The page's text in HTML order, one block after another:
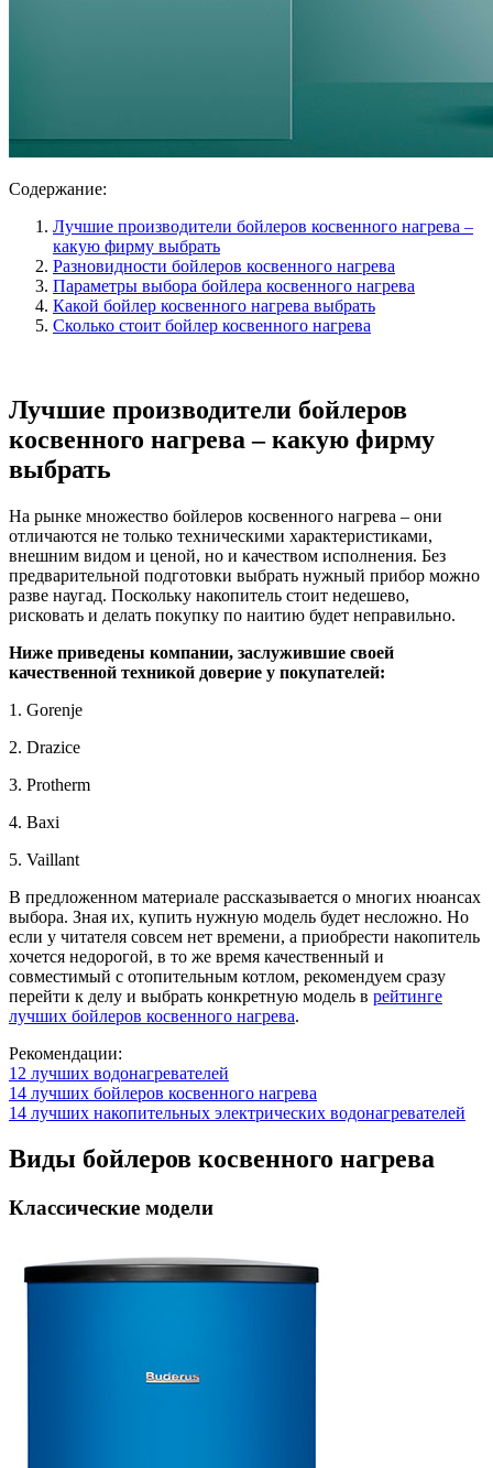
Содержание:
Лучшие производители бойлеров косвенного нагрева –
какую фирму выбрать
Разновидности бойлеров косвенного нагрева
Параметры выбора бойлера косвенного нагрева
Какой бойлер косвенного нагрева выбрать
Сколько стоит бойлер косвенного нагрева
Лучшие производители бойлеров
косвенного нагрева – какую фирму
выбрать
На рынке множество бойлеров косвенного нагрева – они
отличаются не только техническими характеристиками,
внешним видом и ценой, но и качеством исполнения. Без
предварительной подготовки выбрать нужный прибор можно
разве наугад. Поскольку накопитель стоит недешево,
рисковать и делать покупку по наитию будет неправильно.
Ниже приведены компании, заслужившие своей
качественной техникой доверие у покупателей:
1. Gorenje
2. Drazice
3. Protherm
4. Baxi
5. Vaillant
В предложенном материале рассказывается о многих нюансах
выбора. Зная их, купить нужную модель будет несложно. Но
если у читателя совсем нет времени, а приобрести накопитель
хочется недорогой, в то же время качественный и
совместимый с отопительным котлом, рекомендуем сразу
перейти к делу и выбрать конкретную модель в рейтинге
лучших бойлеров косвенного нагрева.
Рекомендации:
12 лучших водонагревателей
14 лучших бойлеров косвенного нагрева
14 лучших накопительных электрических водонагревателей
Виды бойлеров косвенного нагрева
Классические модели